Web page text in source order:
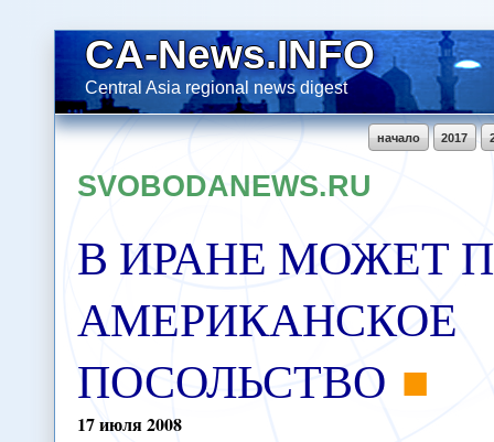
CA-News.INFO
Central Asia regional news digest
2017
начало
SVOBODANEWS.RU
В ИРАНЕ МОЖЕТ
АМЕРИКАНСКОЕ
ПОСОЛЬСТВО
17июля2008